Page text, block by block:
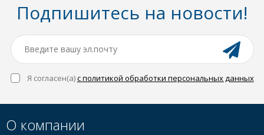
Подпишитесь на новости!
Я согласен(a)с политикой обработки персональных данных
О компании